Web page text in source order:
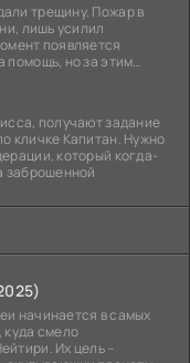
трещину. Пожар в
лишь усилил
появляется
помощь, но за этим
получают задание
кличке Капитан. Нужно
который когда-
заброшенной
начинается в самых
куда смело
Их цель –